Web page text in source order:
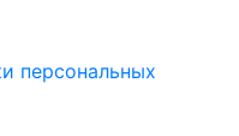
персональных